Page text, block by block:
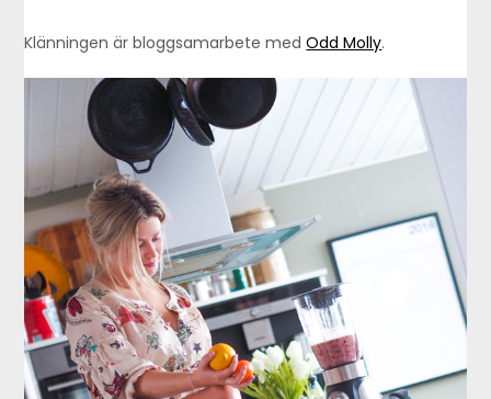
Klänningen är bloggsamarbete medOdd Molly.